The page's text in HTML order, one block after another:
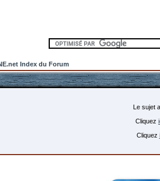
Index du Forum
Le sujet
Cliquez
Cliquez